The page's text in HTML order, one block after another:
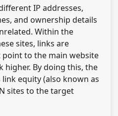
IP addresses,
and ownership details
Within the
sites, links are
to the main website
By doing this, the
equity (also known as
sites to the target